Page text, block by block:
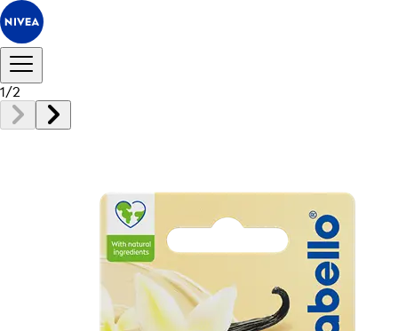
1/2